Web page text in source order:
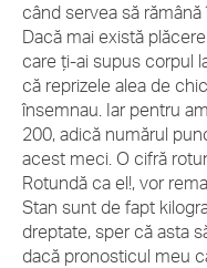
când servea să
Dacă mai există
care ți-ai supus corpul
că reprizele alea de
însemnau. Iar pentru
200, adică numărul
acest meci. O cifră
Rotundă ca el!, vor
Stan sunt de fapt
dreptate, sper că asta
dacă pronosticul meu